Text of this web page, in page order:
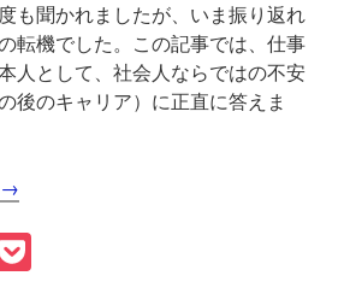
も聞かれましたが、いま振り返れ
転機でした。この記事では、仕事
人として、社会人ならではの不安
後のキャリア）に正直に答えま
“
会
人
→